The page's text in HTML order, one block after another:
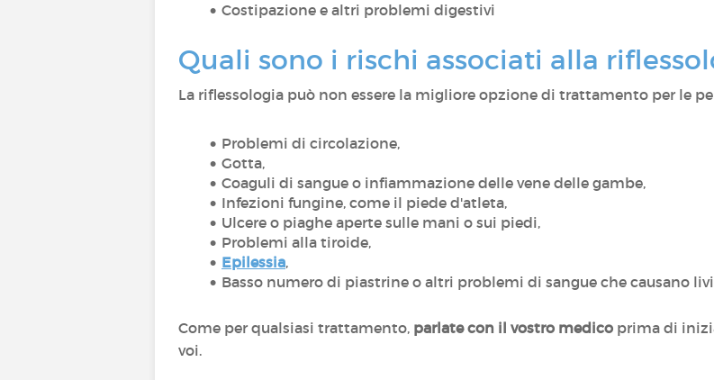
Costipazione e altri problemi digestivi
Quali sono i rischi associati alla
La riflessologia può non essere la migliore opzione di trattamento per le
Problemi di circolazione,
Gotta,
Coaguli di sangue o infiammazione delle vene delle gambe,
Infezioni fungine, come il piede d'atleta,
Ulcere o piaghe aperte sulle mani o sui piedi,
Problemi alla tiroide,
Epilessia,
Basso numero di piastrine o altri problemi di sangue che causano
Come per qualsiasi trattamento, parlate con il vostro medico prima di
voi.